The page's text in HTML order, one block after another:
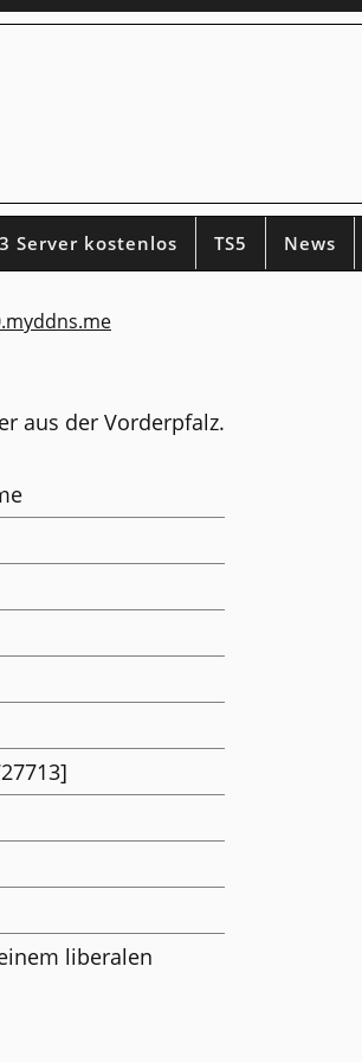
Server kostenlos TS5 News
aus der Vorderpfalz.
liberalen